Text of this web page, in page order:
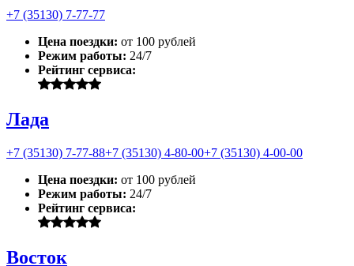
+7 (35130) 7-77-77
Цена поездки: от 100 рублей
Режим работы: 24/7
Рейтинг сервиса:
Лада
+7 (35130) 7-77-88+7 (35130) 4-80-00+7 (35130) 4-00-00
Цена поездки: от 100 рублей
Режим работы: 24/7
Рейтинг сервиса:
Восток